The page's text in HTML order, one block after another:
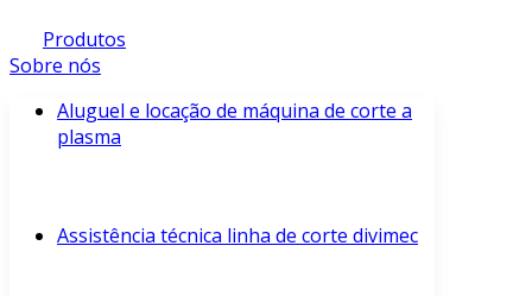
Produtos
Sobre nós
Aluguel e locação de máquina de corte a
plasma
Assistência técnica linha de corte divimec